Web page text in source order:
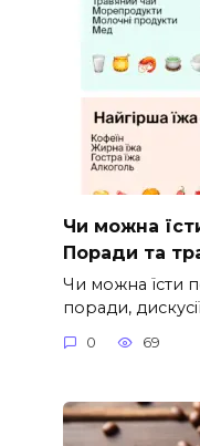
Чи можна
Поради та
Чи можна їсти
поради,
0 69